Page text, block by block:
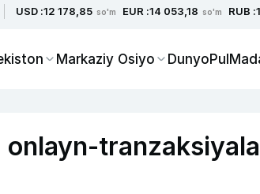
USD :12 178,85 so'm EUR :14 053,18 so'm RUB :
Markaziy Osiyo DunyoPul
onlayn-